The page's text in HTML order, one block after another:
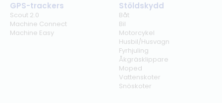
GPS-trackers
Scout 2.0
Machine Connect
Machine Easy
Stöldskydd
Båt
Bil
Motorcykel
Husbil/Husvagn
Fyrhjuling
Åkgräsklippare
Moped
Vattenskoter
Snöskoter